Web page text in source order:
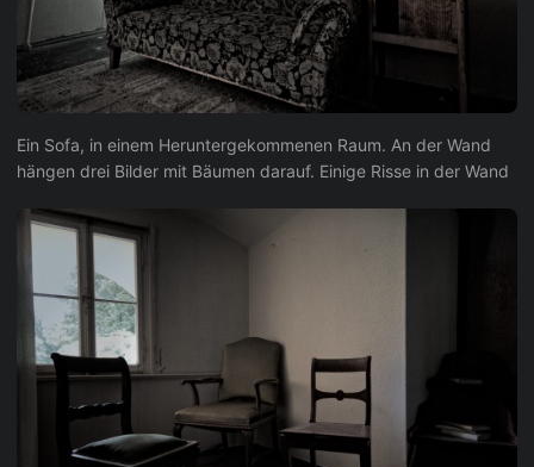
Ein Sofa, in einem Heruntergekommenen Raum. An der Wand
hängen drei Bilder mit Bäumen darauf. Einige Risse in der Wand